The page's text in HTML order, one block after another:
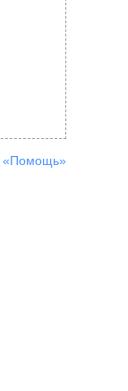
«Помощь»